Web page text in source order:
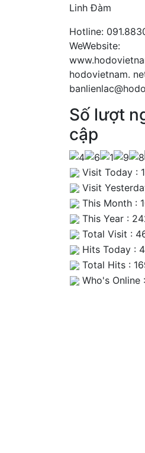
Linh Đàm
Hotline:
WeWebsite:
hodovietnam.
Số lượt
cập
Visit Today :
Visit
This Month :
This Year :
Total Visit :
Hits Today :
Total Hits :
Who's Online